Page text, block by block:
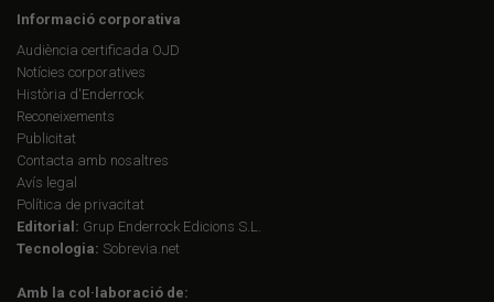
Informació corporativa
Audiència certificada OJD
Notícies corporatives
Història d'Enderrock
Reconeixements
Publicitat
Contacta amb nosaltres
Avís legal
Política de privacitat
Editorial: Grup Enderrock Edicions S.L.
Tecnologia: Sobrevia.net
Amb la col·laboració de: